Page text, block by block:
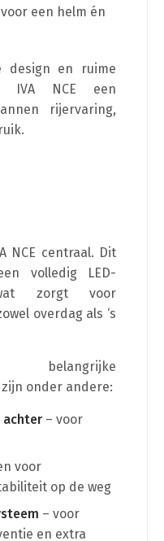
een helm én
design en ruime
IVA NCE een
rijervaring,
NCE centraal. Dit
volledig LED-
wat zorgt voor
overdag als ‘s
onder andere:
achter – voor
voor
op de weg
– voor
en extra